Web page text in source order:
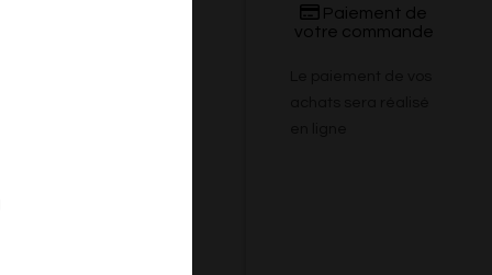
Paiement de
votre commande